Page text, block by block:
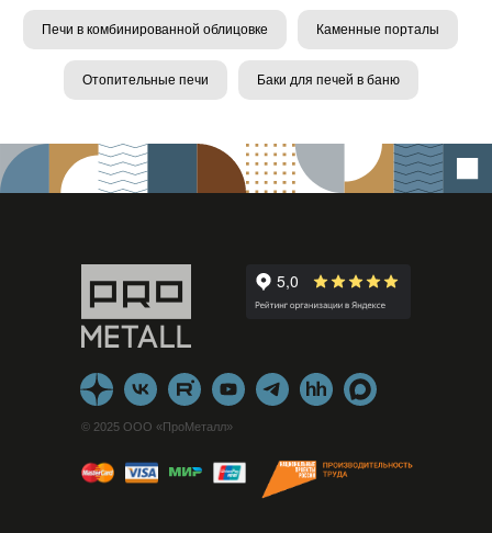
Печи в комбинированной облицовке Каменные порталы
Отопительные печи Баки для печей в баню
© 2025 ООО «ПроМеталл»